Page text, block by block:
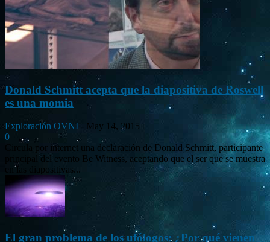
Donald Schmitt acepta que la diapositiva de Roswell
es una momia
Exploración OVNI - May 14, 2015
0
Circula por internet una declaración de Donald Schmitt, participante
principal del evento Be Witness, aceptando que el ser que se muestra
en las diapositivas...
El gran problema de los ufólogos: ¿Por qué vienen